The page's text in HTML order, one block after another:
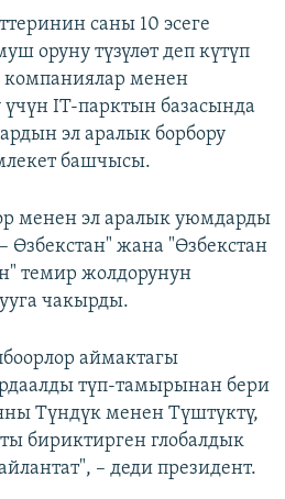
саны 10 эсеге
оруну түзүлөт деп күтүп
компаниялар менен
үчүн IT-парктын базасында
эл аралык борбору
башчысы.
менен эл аралык уюмдарды
Өзбекстан" жана "Өзбекстан
темир жолдорунун
чакырды.
аймактагы
түп-тамырынан бери
Түндүк менен Түштүктү,
бириктирген глобалдык
– деди президент.